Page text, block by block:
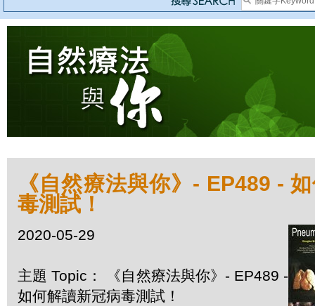
《自然療法與你》- EP489 -
毒測試！
2020-05-29
主題 Topic： 《自然療法與你》- EP489 -
如何解讀新冠病毒測試！